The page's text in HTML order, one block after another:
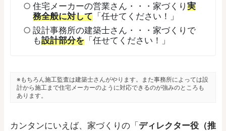
住宅メーカーの営業さん・・・家づくり 実
務全般に対して 「任せてください！」
設計事務所の建築士さん・・・家づくりで
も設計部分を 「任せてください！」
※もちろん施工監査は建築士さんがやります。また事務所によっては設
計から施工まで住宅メーカーのように対応できるのが強みのところも
あります。
カンタンにいえば、家づくりの「ディレクター役（推